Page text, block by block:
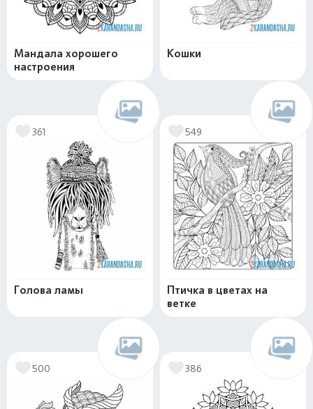
Мандала хорошего
настроения
Кошки
361
Голова ламы
549
Птичка в цветах на
ветке
500 386